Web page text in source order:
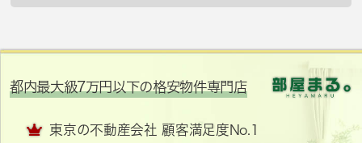
都内最大級7万円以下の格安物件専門店
東京の不動産会社 顧客満足度No.1